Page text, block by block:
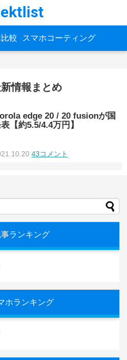
較 スマホコーティング
情報まとめ
edge 20 / 20 fusionが国
【約5.5/4.4万円】
43コメント
ランキング
ホランキング